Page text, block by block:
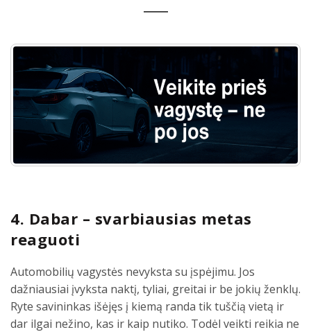
4. Dabar – svarbiausias metas
reaguoti
Automobilių vagystės nevyksta su įspėjimu. Jos
dažniausiai įvyksta naktį, tyliai, greitai ir be jokių ženklų.
Ryte savininkas išėjęs į kiemą randa tik tuščią vietą ir
dar ilgai nežino, kas ir kaip nutiko. Todėl veikti reikia ne